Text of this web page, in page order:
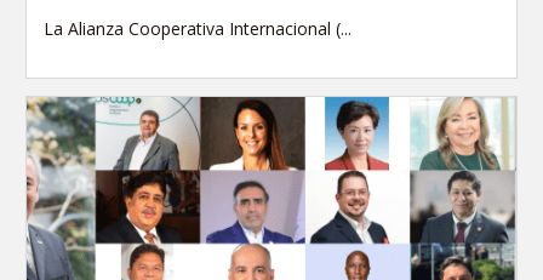
La Alianza Cooperativa Internacional (...